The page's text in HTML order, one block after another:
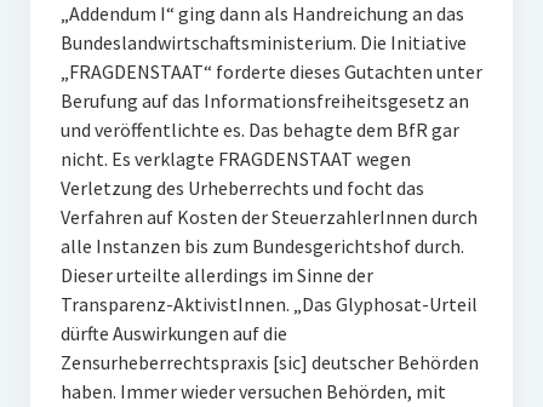
„Addendum I“ ging dann als Handreichung an das
Bundeslandwirtschaftsministerium. Die Initiative
„FRAGDENSTAAT“ forderte dieses Gutachten unter
Berufung auf das Informationsfreiheitsgesetz an
und veröffentlichte es. Das behagte dem BfR gar
nicht. Es verklagte FRAGDENSTAAT wegen
Verletzung des Urheberrechts und focht das
Verfahren auf Kosten der SteuerzahlerInnen durch
alle Instanzen bis zum Bundesgerichtshof durch.
Dieser urteilte allerdings im Sinne der
Transparenz-AktivistInnen. „Das Glyphosat-Urteil
dürfte Auswirkungen auf die
Zensurheberrechtspraxis [sic] deutscher Behörden
haben. Immer wieder versuchen Behörden, mit